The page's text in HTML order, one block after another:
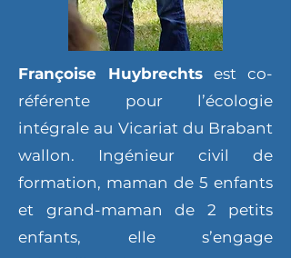
Françoise Huybrechtsest co-
référente pour l’écologie
intégrale au Vicariat du Brabant
wallon. Ingénieur civil de
formation, maman de 5 enfants
et grand-maman de 2 petits
enfants, elle s’engage